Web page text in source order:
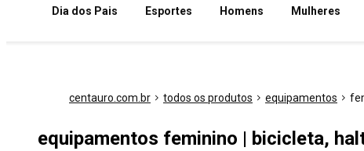
Dia dos Pais Esportes Homens Mulheres
centauro.com.br todos os produtos equipamentos
equipamentos feminino | bicicleta,